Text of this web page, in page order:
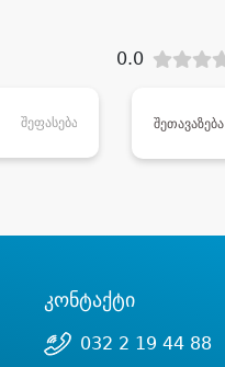
0.0
შეფასება შეთავაზება
კონტაქტი
032 2 19 44 88